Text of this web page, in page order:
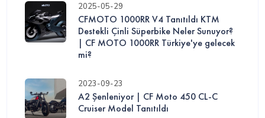
2025-05-29
CFMOTO 1000RR V4 Tanıtıldı KTM
Destekli Çinli Süperbike Neler Sunuyor?
| CF MOTO 1000RR Türkiye'ye gelecek
mi?
2023-09-23
A2 Şenleniyor | CF Moto 450 CL-C
Cruiser Model Tanıtıldı